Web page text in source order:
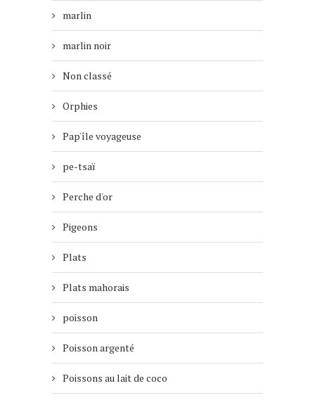
marlin
marlin noir
Non classé
Orphies
Pap'île voyageuse
pe-tsaï
Perche d'or
Pigeons
Plats
Plats mahorais
poisson
Poisson argenté
Poissons au lait de coco